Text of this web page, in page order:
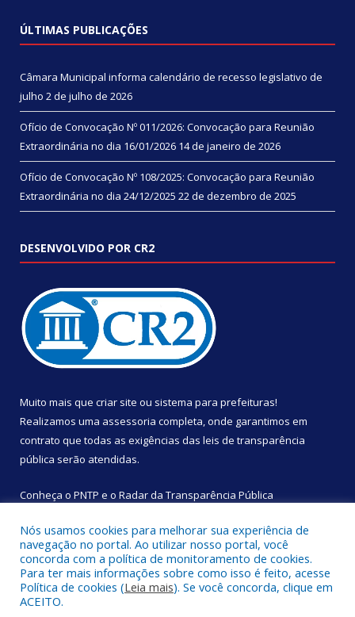
ÚLTIMAS PUBLICAÇÕES
Câmara Municipal informa calendário de recesso legislativo de
julho 2 de julho de 2026
Ofício de Convocação Nº 011/2026: Convocação para Reunião
Extraordinária no dia 16/01/2026 14 de janeiro de 2026
Ofício de Convocação Nº 108/2025: Convocação para Reunião
Extraordinária no dia 24/12/2025 22 de dezembro de 2025
DESENVOLVIDO POR CR2
Muito mais que criar site ou sistema para prefeituras!
Realizamos uma assessoria completa, onde garantimos em
contrato que todas as exigências das leis de transparência
pública serão atendidas.
Conheça o PNTP e o Radar da Transparência Pública
Todos os direitos reservados a Câmara Municipal de São
Sebastião da Boa Vista.
Nós usamos cookies para melhorar sua experiência de
navegação no portal. Ao utilizar nosso portal, você
concorda com a política de monitoramento de cookies.
Para ter mais informações sobre como isso é feito, acesse
Política de cookies (Leia mais). Se você concorda, clique em
ACEITO.